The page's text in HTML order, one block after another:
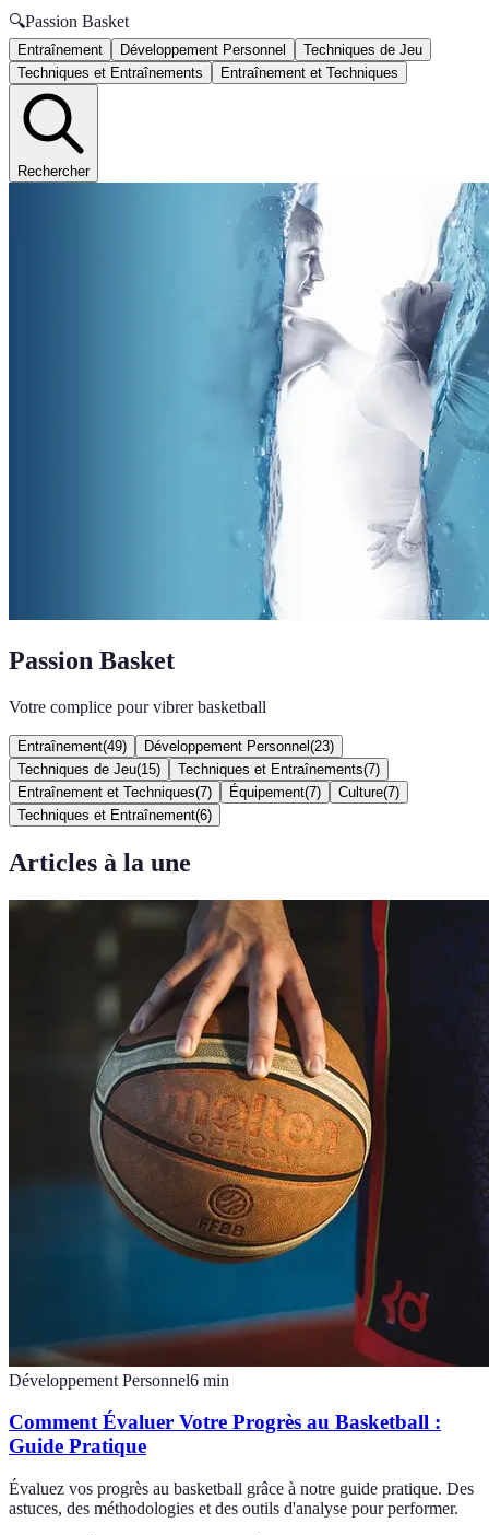
🔍Passion Basket
Entraînement Développement Personnel
Techniques de Jeu
Techniques et Entraînements
Entraînement et Techniques
Rechercher
Passion Basket
Votre complice pour vibrer basketball
Entraînement(49) Développement Personnel (23)
Techniques de Jeu(15) Techniques et Entraînements(7)
Entraînement et Techniques(7) Équipement(7) Culture(7)
Techniques et Entraînement(6)
Articles à la une
Développement Personnel6 min
Comment Évaluer Votre Progrès au Basketball :
Guide Pratique
Évaluez vos progrès au basketball grâce à notre guide pratique. Des
astuces, des méthodologies et des outils d'analyse pour performer.